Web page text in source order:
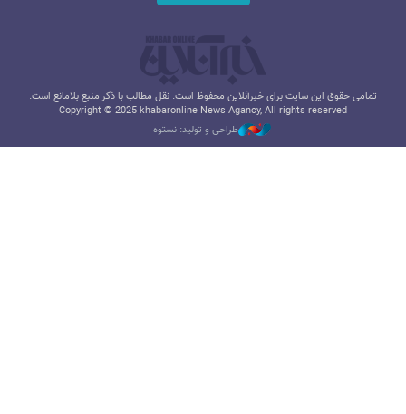
تمامی حقوق این سایت برای خبرآنلاین محفوظ است. نقل مطالب با ذکر منبع بلامانع است.
Copyright © 2025 khabaronline News Agancy, All rights reserved
طراحی و تولید: نستوه